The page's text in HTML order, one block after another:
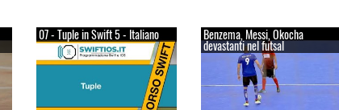
07 - Tuple in Swift 5 - Italiano Benzema, Messi, Okocha
devastanti nel futsal